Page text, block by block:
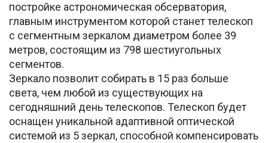
постройке астрономическая обсерватория,
главным инструментом которой станет телескоп
с сегментным зеркалом диаметром более 39
метров, состоящим из 798 шестиугольных
сегментов.
Зеркало позволит собирать в 15 раз больше
света, чем любой из существующих на
сегодняшний день телескопов. Телескоп будет
оснащен уникальной адаптивной оптической
системой из 5 зеркал, способной компенсировать